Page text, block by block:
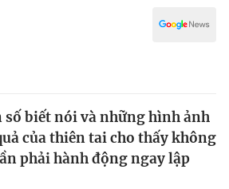
số biết nói và những hình ảnh
của thiên tai cho thấy không
phải hành động ngay lập